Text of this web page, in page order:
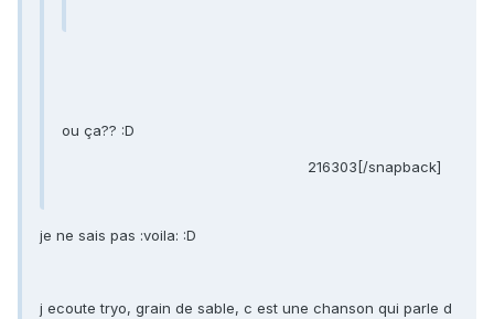
ou ça?? :D
216303[/snapback]
je ne sais pas :voila: :D
j ecoute tryo, grain de sable, c est une chanson qui parle d